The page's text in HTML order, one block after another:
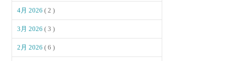
4月 2026( 2 )
3月 2026( 3 )
2月 2026( 6 )